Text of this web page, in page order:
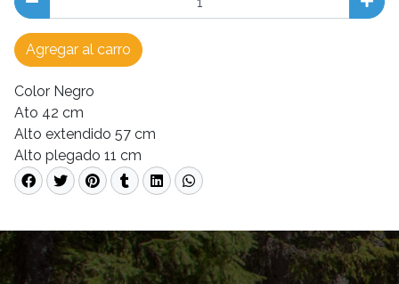
Agregar al carro
Color Negro
Ato 42 cm
Alto extendido 57 cm
Alto plegado 11 cm